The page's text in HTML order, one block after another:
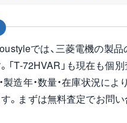
では、三菱電機の製
「T-72HVAR」も現在も個
製造年・数量・在庫状況に
。まずは無料査定でお問